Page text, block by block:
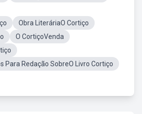
Obra LiteráriaO Cortiço
O CortiçoVenda
Para Redação SobreO Livro Cortiço